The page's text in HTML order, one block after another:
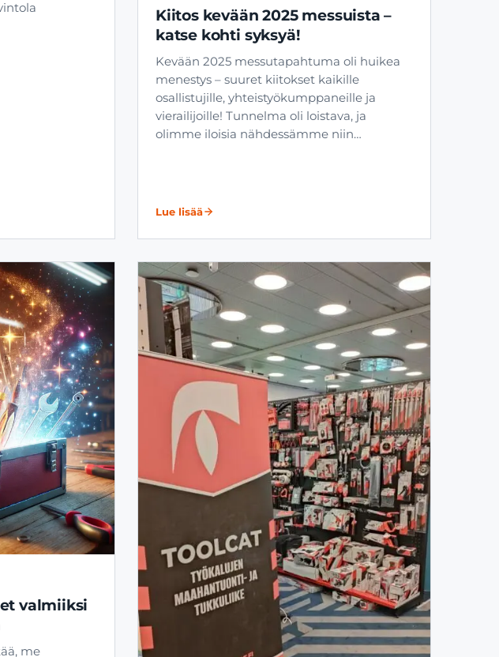
Kiitos kevään 2025 messuista –
katse kohti syksyä!
Kevään 2025 messutapahtuma oli huikea
menestys – suuret kiitokset kaikille
osallistujille, yhteistyökumppaneille ja
vierailijoille! Tunnelma oli loistava, ja
olimme iloisia nähdessämme niin…
Lue lisää
valmiiksi
me